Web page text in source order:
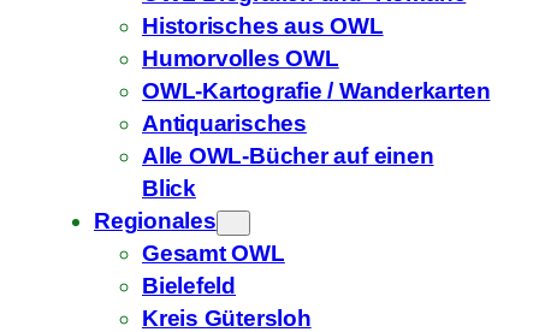
Historisches aus OWL
Humorvolles OWL
OWL-Kartografie / Wanderkarten
Antiquarisches
Alle OWL-Bücher auf einen
Blick
Regionales
Gesamt OWL
Bielefeld
Kreis Gütersloh